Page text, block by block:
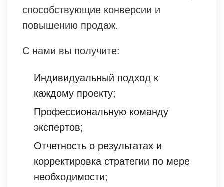
способствующие конверсии и
повышению продаж.
С нами вы получите:
Индивидуальный подход к
каждому проекту;
Профессиональную команду
экспертов;
Отчетность о результатах и
корректировка стратегии по мере
необходимости;